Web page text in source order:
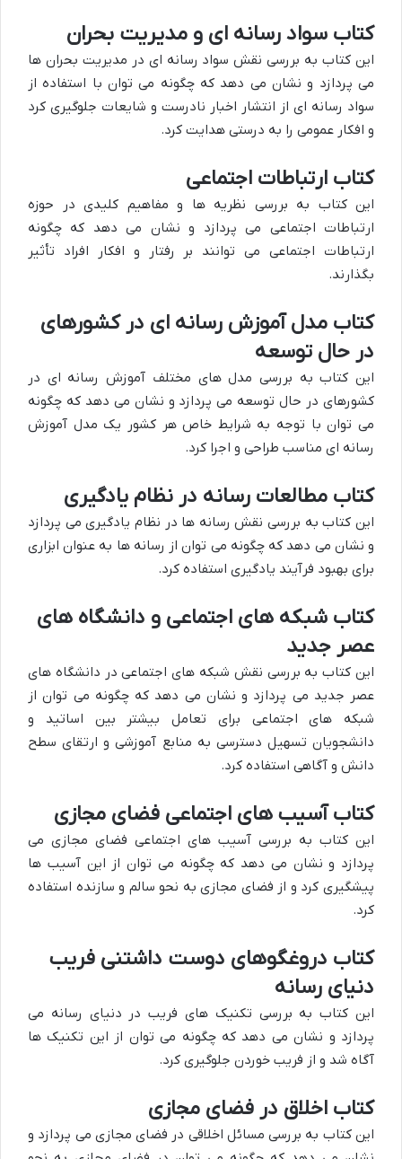
کتاب سواد رسانه ای و مدیریت بحران
این کتاب به بررسی نقش سواد رسانه ای در مدیریت بحران ها
می پردازد و نشان می دهد که چگونه می توان با استفاده از
سواد رسانه ای از انتشار اخبار نادرست و شایعات جلوگیری کرد
و افکار عمومی را به درستی هدایت کرد.
کتاب ارتباطات اجتماعی
این کتاب به بررسی نظریه ها و مفاهیم کلیدی در حوزه
ارتباطات اجتماعی می پردازد و نشان می دهد که چگونه
ارتباطات اجتماعی می توانند بر رفتار و افکار افراد تأثیر
بگذارند.
کتاب مدل آموزش رسانه ای در کشورهای
در حال توسعه
این کتاب به بررسی مدل های مختلف آموزش رسانه ای در
کشورهای در حال توسعه می پردازد و نشان می دهد که چگونه
می توان با توجه به شرایط خاص هر کشور یک مدل آموزش
رسانه ای مناسب طراحی و اجرا کرد.
کتاب مطالعات رسانه در نظام یادگیری
این کتاب به بررسی نقش رسانه ها در نظام یادگیری می پردازد
و نشان می دهد که چگونه می توان از رسانه ها به عنوان ابزاری
برای بهبود فرآیند یادگیری استفاده کرد.
کتاب شبکه های اجتماعی و دانشگاه های
عصر جدید
این کتاب به بررسی نقش شبکه های اجتماعی در دانشگاه های
عصر جدید می پردازد و نشان می دهد که چگونه می توان از
شبکه های اجتماعی برای تعامل بیشتر بین اساتید و
دانشجویان تسهیل دسترسی به منابع آموزشی و ارتقای سطح
دانش و آگاهی استفاده کرد.
کتاب آسیب های اجتماعی فضای مجازی
این کتاب به بررسی آسیب های اجتماعی فضای مجازی می
پردازد و نشان می دهد که چگونه می توان از این آسیب ها
پیشگیری کرد و از فضای مجازی به نحو سالم و سازنده استفاده
کرد.
کتاب دروغگوهای دوست داشتنی فریب
دنیای رسانه
این کتاب به بررسی تکنیک های فریب در دنیای رسانه می
پردازد و نشان می دهد که چگونه می توان از این تکنیک ها
آگاه شد و از فریب خوردن جلوگیری کرد.
کتاب اخلاق در فضای مجازی
این کتاب به بررسی مسائل اخلاقی در فضای مجازی می پردازد و